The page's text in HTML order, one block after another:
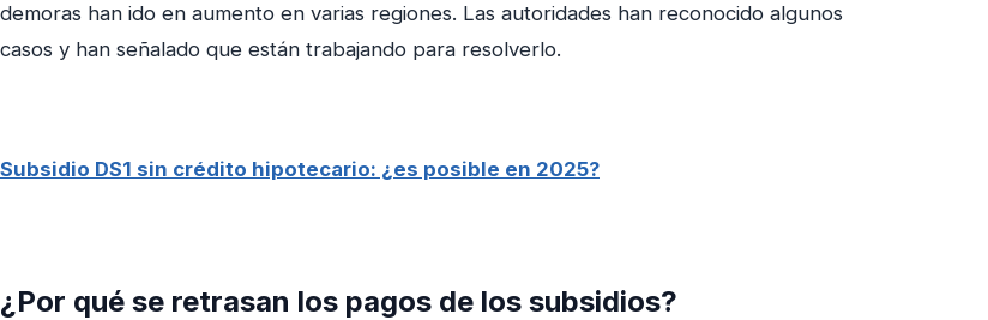
demoras han ido en aumento en varias regiones. Las autoridades han reconocido algunos
casos y han señalado que están trabajando para resolverlo.
Subsidio DS1 sin crédito hipotecario: ¿es posible en 2025?
¿Por qué se retrasan los pagos de los subsidios?